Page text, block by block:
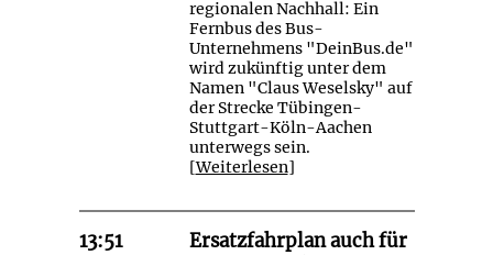
regionalen Nachhall: Ein
Fernbus des Bus-
Unternehmens "DeinBus.de"
wird zukünftig unter dem
Namen "Claus Weselsky" auf
der Strecke Tübingen-
Stuttgart-Köln-Aachen
unterwegs sein.
[Weiterlesen]
13:51
Ersatzfahrplan auch für